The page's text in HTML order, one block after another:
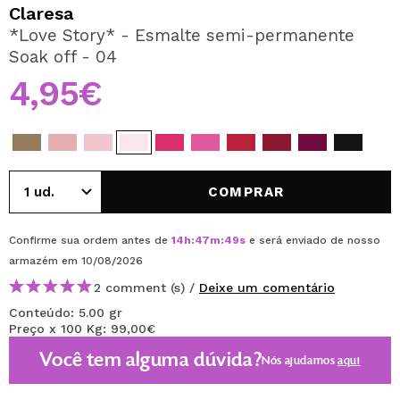
Ao criar uma conta no Maquibeauty.pt pode fazer as suas
compras rapidamente, verificar o estado das suas
CRIAR CONTA
Claresa
*Love Story* - Esmalte semi-permanente
Soak off - 04
4,95€
COMPRAR
Confirme sua ordem antes de 14h:47m:49s e será enviado de nosso
armazém em 10/08/2026
2 comment (s) / Deixe um comentário
Conteúdo: 5.00 gr
Preço x 100 Kg: 99,00€
Você tem alguma dúvida?Nós ajudamosaqui